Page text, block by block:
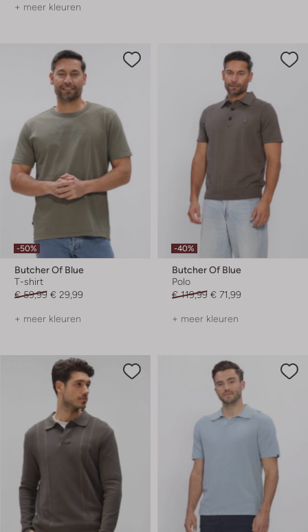
+ meer kleuren
-50%
Butcher Of Blue
T-shirt
€ 59,99 € 29,99
+ meer kleuren
-40%
Butcher Of Blue
Polo
€ 119,99 € 71,99
+ meer kleuren